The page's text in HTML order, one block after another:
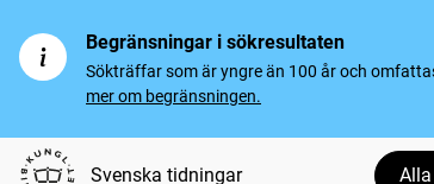
Begränsningar i sökresultaten
Sökträffar som är yngre än 100 år och
mer om begränsningen.
Svenska tidningar